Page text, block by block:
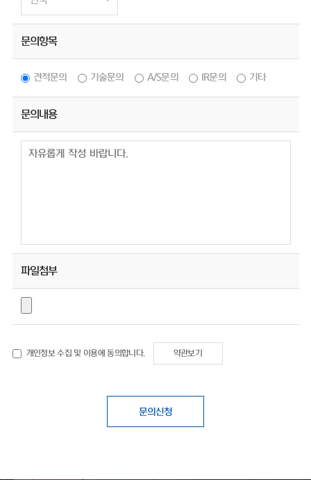
문의항목
견적문의 기술문의 A/S문의 IR문의 기타
문의내용
파일첨부
개인정보 수집 및 이용에 동의합니다. 약관보기
문의신청